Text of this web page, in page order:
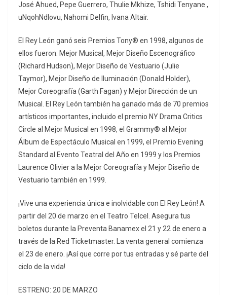
José Ahued, Pepe Guerrero, Thulie Mkhize, Tshidi Tenyane ,
uNqohNdlovu, Nahomi Delfin, Ivana Altair.
El Rey León ganó seis Premios Tony® en 1998, algunos de
ellos fueron: Mejor Musical, Mejor Diseño Escenográfico
(Richard Hudson), Mejor Diseño de Vestuario (Julie
Taymor), Mejor Diseño de Iluminación (Donald Holder),
Mejor Coreografía (Garth Fagan) y Mejor Dirección de un
Musical. El Rey León también ha ganado más de 70 premios
artísticos importantes, incluido el premio NY Drama Critics
Circle al Mejor Musical en 1998, el Grammy® al Mejor
Álbum de Espectáculo Musical en 1999, el Premio Evening
Standard al Evento Teatral del Año en 1999 y los Premios
Laurence Olivier a la Mejor Coreografía y Mejor Diseño de
Vestuario también en 1999.
¡Vive una experiencia única e inolvidable con El Rey León! A
partir del 20 de marzo en el Teatro Telcel. Asegura tus
boletos durante la Preventa Banamex el 21 y 22 de enero a
través de la Red Ticketmaster. La venta general comienza
el 23 de enero. ¡Así que corre por tus entradas y sé parte del
ciclo de la vida!
ESTRENO: 20 DE MARZO